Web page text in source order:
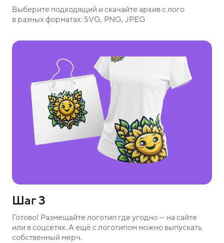
Выберите подходящий и скачайте архив с лого
в разных форматах: SVG, PNG, JPEG
Шаг 3
Готово! Размещайте логотип где угодно — на сайте
или в соцсетях. А ещё с логотипом можно выпускать
собственный мерч.